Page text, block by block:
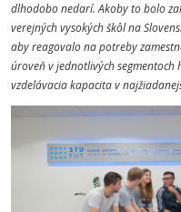
dlhodobo nedarí. Akoby to bolo
verejných vysokých škôl na
aby reagovalo na potreby
úroveň v jednotlivých
vzdelávacia kapacita v